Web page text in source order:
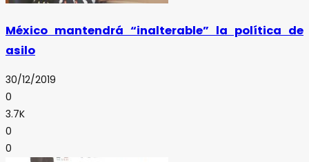
México mantendrá “inalterable” la política de
asilo
30/12/2019
0
3.7K
0
0